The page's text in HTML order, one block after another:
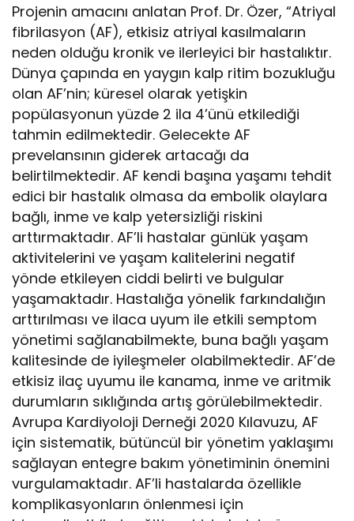
Projenin amacını anlatan Prof. Dr. Özer, “Atriyal
fibrilasyon (AF), etkisiz atriyal kasılmaların
neden olduğu kronik ve ilerleyici bir hastalıktır.
Dünya çapında en yaygın kalp ritim bozukluğu
olan AF’nin; küresel olarak yetişkin
popülasyonun yüzde 2 ila 4’ünü etkilediği
tahmin edilmektedir. Gelecekte AF
prevelansının giderek artacağı da
belirtilmektedir. AF kendi başına yaşamı tehdit
edici bir hastalık olmasa da embolik olaylara
bağlı, inme ve kalp yetersizliği riskini
arttırmaktadır. AF’li hastalar günlük yaşam
aktivitelerini ve yaşam kalitelerini negatif
yönde etkileyen ciddi belirti ve bulgular
yaşamaktadır. Hastalığa yönelik farkındalığın
arttırılması ve ilaca uyum ile etkili semptom
yönetimi sağlanabilmekte, buna bağlı yaşam
kalitesinde de iyileşmeler olabilmektedir. AF’de
etkisiz ilaç uyumu ile kanama, inme ve aritmik
durumların sıklığında artış görülebilmektedir.
Avrupa Kardiyoloji Derneği 2020 Kılavuzu, AF
için sistematik, bütüncül bir yönetim yaklaşımı
sağlayan entegre bakım yönetiminin önemini
vurgulamaktadır. AF’li hastalarda özellikle
komplikasyonların önlenmesi için